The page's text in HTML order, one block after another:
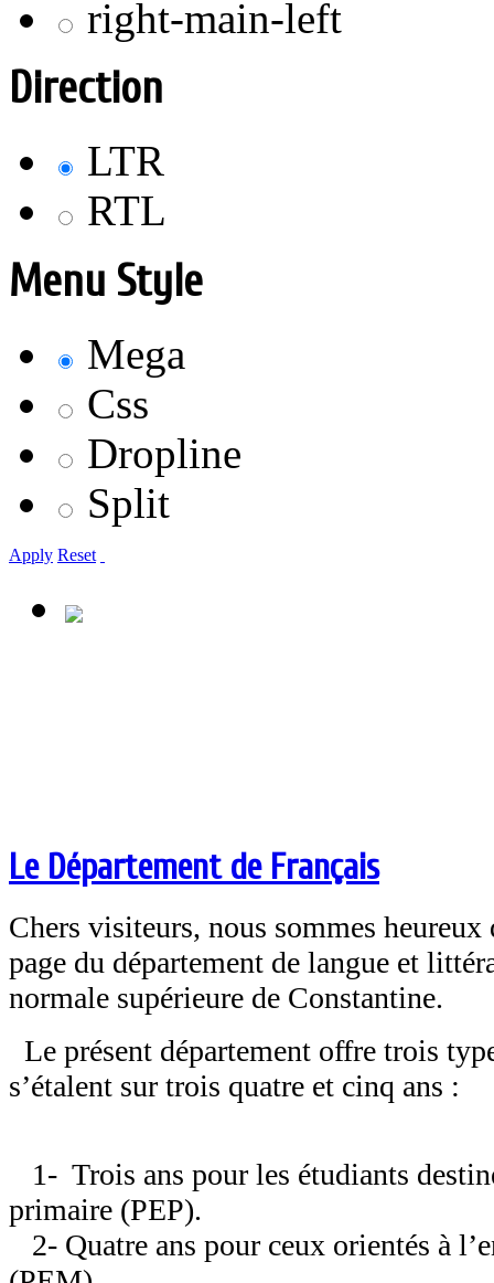
right-main-left
Direction
LTR
RTL
Menu Style
Mega
Css
Dropline
Split
Apply Reset
Le Département de Français
Chers visiteurs, nous sommes
page du département de langue et
normale supérieure de Constantine.
Le présent département offre trois
s’étalent sur trois quatre et cinq ans :
1- Trois ans pour les étudiants
primaire (PEP).
2- Quatre ans pour ceux orientés à